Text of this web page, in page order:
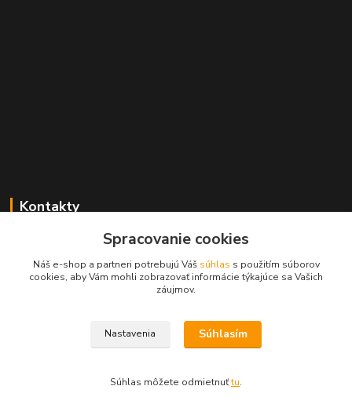
Kontakty
+421 2 529 67 411
(Po - Pia: 10:00 - 17:30)
Copyright © Filatelia-album.sk
Spracovanie cookies
Náš e-shop a partneri potrebujú Váš súhlas s použitím súborov
cookies, aby Vám mohli zobrazovať informácie týkajúce sa Vašich
záujmov.
Nastavenia Súhlasím
Súhlas môžete odmietnuťtu.